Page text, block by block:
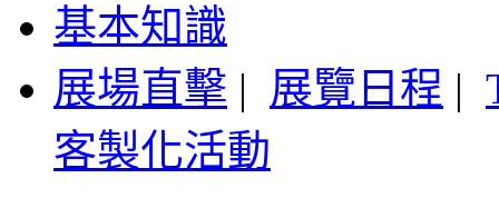
基本知識
展場直擊 | 展覽日程 |
客製化活動